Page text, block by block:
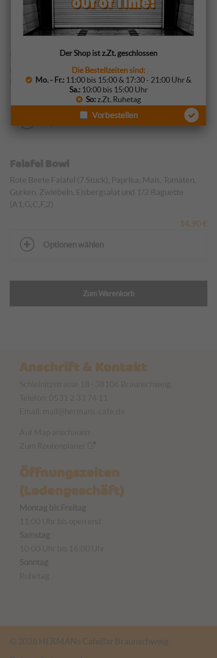
Optionen wählen
Hähnchenbrust Salat
Hähnchenbrust, Mais, Tomaten, Gurken, Zwiebeln,
Peperoni und Eisbergsalat (A1, J, G, C)
€
Optionen wählen
Falafel Bowl
Rote Beete Falafel (7 Stück), Paprika, Mais, Tomaten,
Gurken, Zwiebeln, Eisbergsalat und 1/2 Baguette
(A1,G,C,F,2)
14,90 €
Optionen wählen
Zum Warenkorb
Anschrift & Kontakt
Öffnungszeiten
(Ladengeschäft)
© 2026 HERMANs CafeBar Braunschweig
Vorbestellen
Der Shop ist z.Zt. geschlossen
Die Bestellzeiten sind:
Mo. - Fr.: 11:00 bis 15:00 & 17:30 - 21:00 Uhr &
Sa.: 10:00 bis 15:00 Uhr
So: z.Zt. Ruhetag